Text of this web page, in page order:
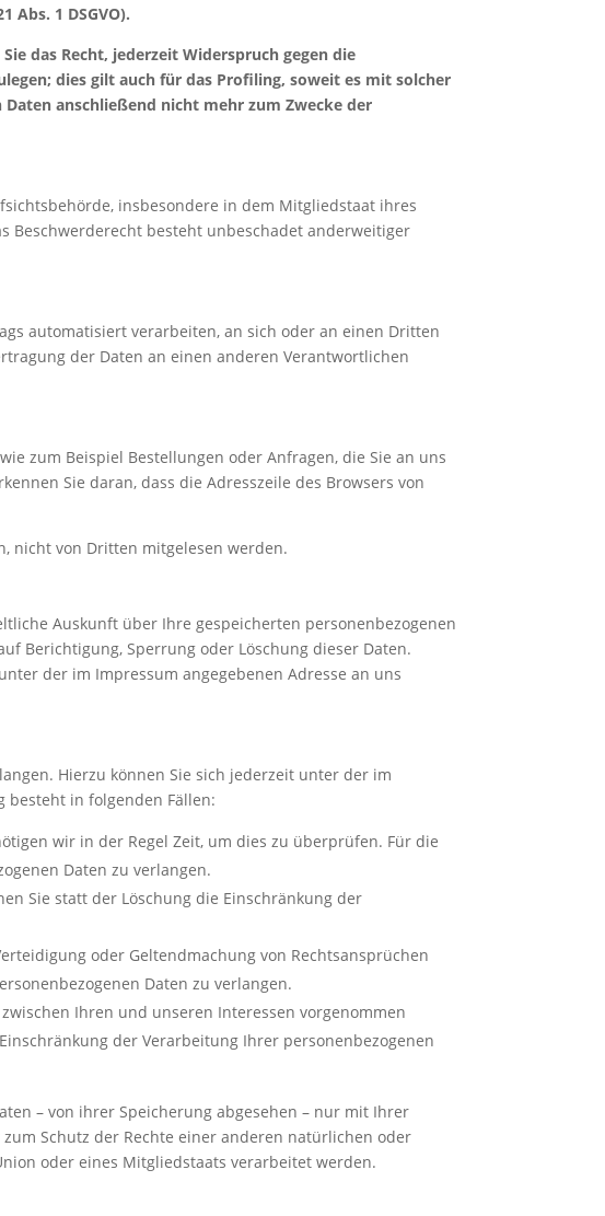
Abs. 1 DSGVO).
das Recht, jederzeit Widerspruch gegen die
dies gilt auch für das Profiling, soweit es mit solcher
anschließend nicht mehr zum Zwecke der
insbesondere in dem Mitgliedstaat ihres
Beschwerderecht besteht unbeschadet anderweitiger
automatisiert verarbeiten, an sich oder an einen Dritten
der Daten an einen anderen Verantwortlichen
zum Beispiel Bestellungen oder Anfragen, die Sie an uns
Sie daran, dass die Adresszeile des Browsers von
nicht von Dritten mitgelesen werden.
Auskunft über Ihre gespeicherten personenbezogenen
Berichtigung, Sperrung oder Löschung dieser Daten.
der im Impressum angegebenen Adresse an uns
Hierzu können Sie sich jederzeit unter der im
besteht in folgenden Fällen:
wir in der Regel Zeit, um dies zu überprüfen. Für die
Daten zu verlangen.
Sie statt der Löschung die Einschränkung der
oder Geltendmachung von Rechtsansprüchen
Daten zu verlangen.
Ihren und unseren Interessen vorgenommen
der Verarbeitung Ihrer personenbezogenen
– von ihrer Speicherung abgesehen – nur mit Ihrer
Schutz der Rechte einer anderen natürlichen oder
oder eines Mitgliedstaats verarbeitet werden.